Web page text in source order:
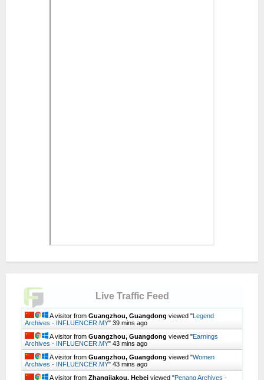
Live Traffic Feed
A visitor from Guangzhou, Guangdong viewed "Legend
Archives - INFLUENCER.MY" 39 mins ago
A visitor from Guangzhou, Guangdong viewed "Earnings
Archives - INFLUENCER.MY" 43 mins ago
A visitor from Guangzhou, Guangdong viewed "Women
Archives - INFLUENCER.MY" 43 mins ago
A visitor from Zhangjiakou, Hebei viewed "Penang Archives -